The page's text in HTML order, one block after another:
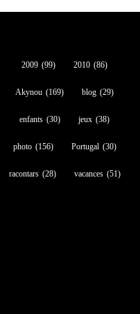
2009 (99) 2010 (86)
Akynou (169) blog (29)
enfants (30) jeux (38)
photo (156) Portugal (30)
racontars (28) vacances (51)